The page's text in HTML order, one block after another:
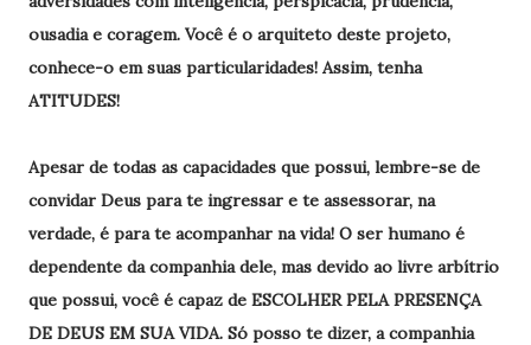
ousadia e coragem. Você é o arquiteto deste projeto,
conhece-o em suas particularidades! Assim, tenha
ATITUDES!
Apesar de todas as capacidades que possui, lembre-se de
convidar Deus para te ingressar e te assessorar, na
verdade, é para te acompanhar na vida! O ser humano é
dependente da companhia dele, mas devido ao livre arbítrio
que possui, você é capaz de ESCOLHER PELA PRESENÇA
DE DEUS EM SUA VIDA. Só posso te dizer, a companhia